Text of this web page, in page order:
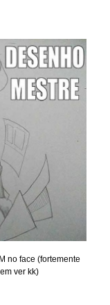
no face (fortemente
ver kk)